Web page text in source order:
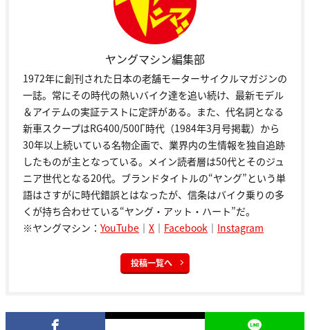
ヤングマシン編集部
1972年に創刊された日本の老舗モーターサイクルマガジンの
一誌。常にその時代の熱いバイク達を追い続け、最新モデル
＆アイテムの実証テストに定評がある。また、代名詞となる
新車スクープはRG400/500Γ時代（1984年3月号掲載）から
30年以上続いている名物企画で、業界内の生情報を独自追跡
したものが主となっている。メイン読者層は50代とそのジュ
ニア世代となる20代。ブランドタイトルの“ヤング”という単
語はさすがに時代錯誤とはなったが、信条はバイク乗りの多
くが持ち合わせている“ヤング・アット・ハート”だ。
※ヤングマシン： YouTube ｜ X ｜ Facebook ｜ Instagram
投稿一覧へ